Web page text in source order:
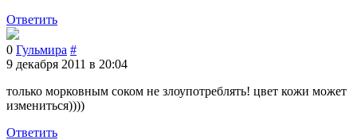
Ответить
0 Гульмира #
9 декабря 2011 в 20:04
только морковным соком не злоупотреблять! цвет кожи может
измениться))))
Ответить